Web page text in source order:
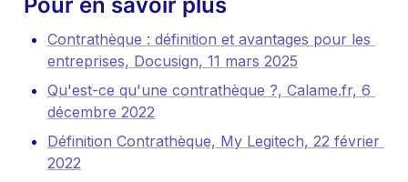
Contrathèque : définition et avantages pour les
entreprises, Docusign, 11 mars 2025
Qu'est-ce qu'une contrathèque ?, Calame.fr, 6
décembre 2022
Définition Contrathèque, My Legitech, 22 février
2022